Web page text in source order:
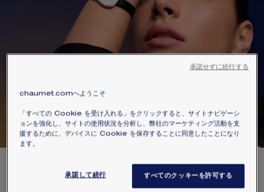
AIGRETTE
並べ替え
chaumet.comへようこそ
「すべての Cookie を受け入れる」をクリックすると、サイトナビゲーシ
ョンを強化し、サイトの使用状況を分析し、弊社のマーケティング活動を支
援するために、デバイスに Cookie を保存することに同意したことになり
ます。
承諾して続行 すべてのクッキーを許可する
承諾せずに続行する